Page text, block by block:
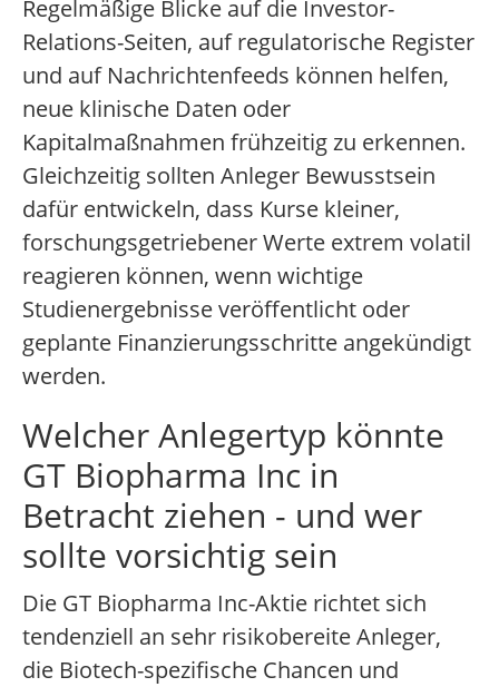
Regelmäßige Blicke auf die Investor-
Relations-Seiten, auf regulatorische Register
und auf Nachrichtenfeeds können helfen,
neue klinische Daten oder
Kapitalmaßnahmen frühzeitig zu erkennen.
Gleichzeitig sollten Anleger Bewusstsein
dafür entwickeln, dass Kurse kleiner,
forschungsgetriebener Werte extrem volatil
reagieren können, wenn wichtige
Studienergebnisse veröffentlicht oder
geplante Finanzierungsschritte angekündigt
werden.
Welcher Anlegertyp könnte
GT Biopharma Inc in
Betracht ziehen - und wer
sollte vorsichtig sein
Die GT Biopharma Inc-Aktie richtet sich
tendenziell an sehr risikobereite Anleger,
die Biotech-spezifische Chancen und